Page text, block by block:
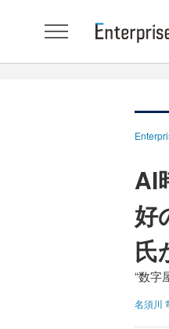
AI
好
氏
“数字
名須川